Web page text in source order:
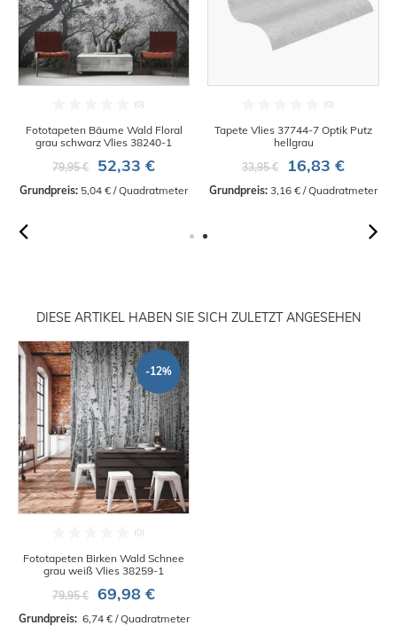
Fototapeten Bäume Wald Floral
grau schwarz Vlies 38240-1
79,95 €
52,33 €
Grundpreis: 5,04 € / Quadratmeter
Tapete Vlies 37744-7 Optik Putz
hellgrau
33,95 €
16,83 €
Grundpreis: 3,16 € / Quadratmeter
DIESE ARTIKEL HABEN SIE SICH ZULETZT ANGESEHEN
-12%
Fototapeten Birken Wald Schnee
grau weiß Vlies 38259-1
79,95 €
69,98 €
Grundpreis: 6,74 € / Quadratmeter